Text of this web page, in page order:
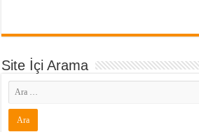
Site İçi Arama